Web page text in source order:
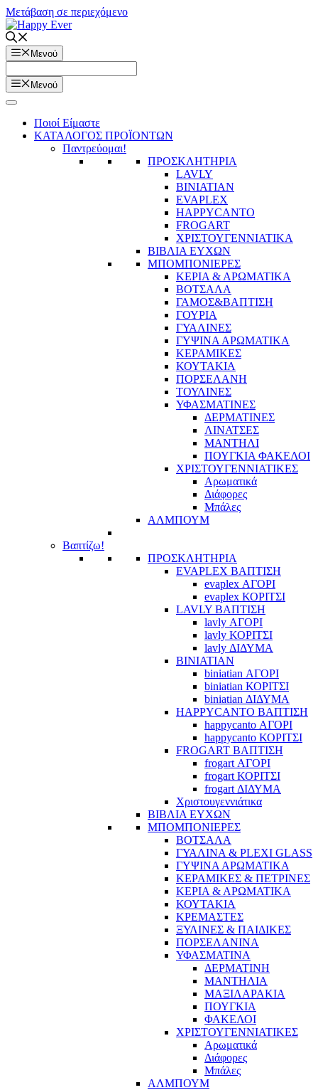
Μετάβαση σε περιεχόμενο
Μενού
Μενού
Ποιοί Είμαστε
ΚΑΤΑΛΟΓΟΣ ΠΡΟΪΟΝΤΩΝ
Παντρεύομαι!
ΠΡΟΣΚΛΗΤΗΡΙΑ
LAVLY
BINIATIAN
EVAPLEX
HAPPYCANTO
FROGART
ΧΡΙΣΤΟΥΓΕΝΝΙΑΤΙΚΑ
ΒΙΒΛΙΑ ΕΥΧΩΝ
ΜΠΟΜΠΟΝΙΕΡΕΣ
ΚΕΡΙΑ & ΑΡΩΜΑΤΙΚΑ
ΒΟΤΣΑΛΑ
ΓΑΜΟΣ&ΒΑΠΤΙΣΗ
ΓΟΥΡΙΑ
ΓΥΑΛΙΝΕΣ
ΓΥΨΙΝΑ ΑΡΩΜΑΤΙΚΑ
ΚΕΡΑΜΙΚΕΣ
ΚΟΥΤΑΚΙΑ
ΠΟΡΣΕΛΑΝΗ
ΤΟΥΛΙΝΕΣ
ΥΦΑΣΜΑΤΙΝΕΣ
ΔΕΡΜΑΤΙΝΕΣ
ΛΙΝΑΤΣΕΣ
ΜΑΝΤΗΛΙ
ΠΟΥΓΚΙΑ ΦΑΚΕΛΟΙ
ΧΡΙΣΤΟΥΓΕΝΝΙΑΤΙΚΕΣ
Αρωματικά
Διάφορες
Μπάλες
ΑΛΜΠΟΥΜ
Βαπτίζω!
ΠΡΟΣΚΛΗΤΗΡΙΑ
EVAPLEX ΒΑΠΤΙΣΗ
evaplex ΑΓΟΡΙ
evaplex ΚΟΡΙΤΣΙ
LAVLY ΒΑΠΤΙΣΗ
lavly ΑΓΟΡΙ
lavly ΚΟΡΙΤΣΙ
lavly ΔΙΔΥΜΑ
BINIATIAN
biniatian ΑΓΟΡΙ
biniatian ΚΟΡΙΤΣΙ
biniatian ΔΙΔΥΜΑ
HAPPYCANTO ΒΑΠΤΙΣΗ
happycanto ΑΓΟΡΙ
happycanto ΚΟΡΙΤΣΙ
FROGART ΒΑΠΤΙΣΗ
frogart ΑΓΟΡΙ
frogart ΚΟΡΙΤΣΙ
frogart ΔΙΔΥΜΑ
Χριστουγεννιάτικα
ΒΙΒΛΙΑ ΕΥΧΩΝ
ΜΠΟΜΠΟΝΙΕΡΕΣ
ΒΟΤΣΑΛΑ
ΓΥΑΛΙΝΑ & PLEXI GLASS
ΓΥΨΙΝΑ ΑΡΩΜΑΤΙΚΑ
ΚΕΡΑΜΙΚΕΣ & ΠΕΤΡΙΝΕΣ
ΚΕΡΙΑ & ΑΡΩΜΑΤΙΚΑ
ΚΟΥΤΑΚΙΑ
ΚΡΕΜΑΣΤΕΣ
ΞΥΛΙΝΕΣ & ΠΑΙΔΙΚΕΣ
ΠΟΡΣΕΛΑΝΙΝΑ
ΥΦΑΣΜΑΤΙΝA
ΔΕΡΜΑΤΙΝΗ
ΜΑΝΤΗΛΙΑ
ΜΑΞΙΛΑΡΑΚΙΑ
ΠΟΥΓΚΙΑ
ΦΑΚΕΛΟΙ
ΧΡΙΣΤΟΥΓΕΝΝΙΑΤΙΚΕΣ
Αρωματικά
Διάφορες
Μπάλες
ΑΛΜΠΟΥΜ